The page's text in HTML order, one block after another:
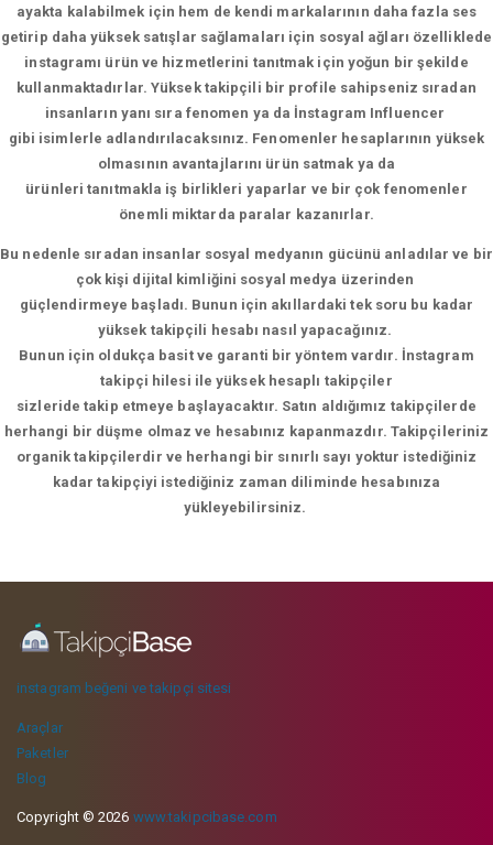
ayakta kalabilmek için hem de kendi markalarının daha fazla ses
getirip daha yüksek satışlar sağlamaları için sosyal ağları özelliklede
instagramı ürün ve hizmetlerini tanıtmak için yoğun bir şekilde
kullanmaktadırlar. Yüksek takipçili bir profile sahipseniz sıradan
insanların yanı sıra fenomen ya da İnstagram Influencer
gibi isimlerle adlandırılacaksınız. Fenomenler hesaplarının yüksek
olmasının avantajlarını ürün satmak ya da
ürünleri tanıtmakla iş birlikleri yaparlar ve bir çok fenomenler
önemli miktarda paralar kazanırlar.
Bu nedenle sıradan insanlar sosyal medyanın gücünü anladılar ve bir
çok kişi dijital kimliğini sosyal medya üzerinden
güçlendirmeye başladı. Bunun için akıllardaki tek soru bu kadar
yüksek takipçili hesabı nasıl yapacağınız.
Bunun için oldukça basit ve garanti bir yöntem vardır. İnstagram
takipçi hilesi ile yüksek hesaplı takipçiler
sizleride takip etmeye başlayacaktır. Satın aldığımız takipçilerde
herhangi bir düşme olmaz ve hesabınız kapanmazdır. Takipçileriniz
organik takipçilerdir ve herhangi bir sınırlı sayı yoktur istediğiniz
kadar takipçiyi istediğiniz zaman diliminde hesabınıza
yükleyebilirsiniz.
instagram beğeni ve takipçi sitesi
Araçlar
Paketler
Blog
Copyright © 2026 www.takipcibase.com